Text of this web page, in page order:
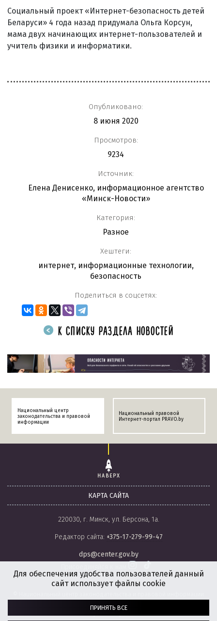
Социальный проект «Интернет-безопасность детей
Беларуси» 4 года назад придумала Ольга Корсун,
мама двух начинающих интернет-пользователей и
учитель физики и информатики.
Опубликовано:
8 июня 2020
Просмотров:
9234
Источник:
Елена Денисенко, информационное агентство
«Минск-Новости»
Категория:
Разное
Хештеги:
интернет, информационные технологии,
безопасность
Поделиться в соцсетях:
К СПИСКУ РАЗДЕЛА НОВОСТЕЙ
Национальный центр
законодательства и правовой
информации
Национальный правовой
Интернет-портал PRAVO.by
НАВЕРХ
КАРТА САЙТА
220030, г. Минск, ул. Берсона, 1а.
Редактор сайта: +375-17-279-99-47
dps@center.gov.by
Республики Беларусь, 2008-2026.
Для обеспечения удобства пользователей данный
сайт использует файлы cookie
ПРИНЯТЬ ВСЕ